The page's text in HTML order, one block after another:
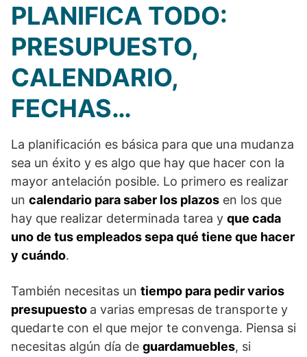
PLANIFICA TODO:
PRESUPUESTO,
CALENDARIO,
FECHAS…
La planificación es básica para que una mudanza
sea un éxito y es algo que hay que hacer con la
mayor antelación posible. Lo primero es realizar
un calendario para saber los plazos en los que
hay que realizar determinada tarea y que cada
uno de tus empleados sepa qué tiene que hacer
y cuándo.
También necesitas un tiempo para pedir varios
presupuesto a varias empresas de transporte y
quedarte con el que mejor te convenga. Piensa si
necesitas algún día de guardamuebles, si